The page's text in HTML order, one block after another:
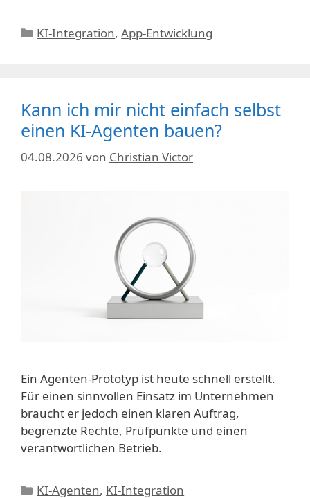
Kategorien
KI-Integration,App-Entwicklung
Kann ich mir nicht einfach selbst
einen KI-Agenten bauen?
04.08.2026 von Christian Victor
Ein Agenten-Prototyp ist heute schnell erstellt.
Für einen sinnvollen Einsatz im Unternehmen
braucht er jedoch einen klaren Auftrag,
begrenzte Rechte, Prüfpunkte und einen
verantwortlichen Betrieb.
Kategorien
KI-Agenten, KI-Integration